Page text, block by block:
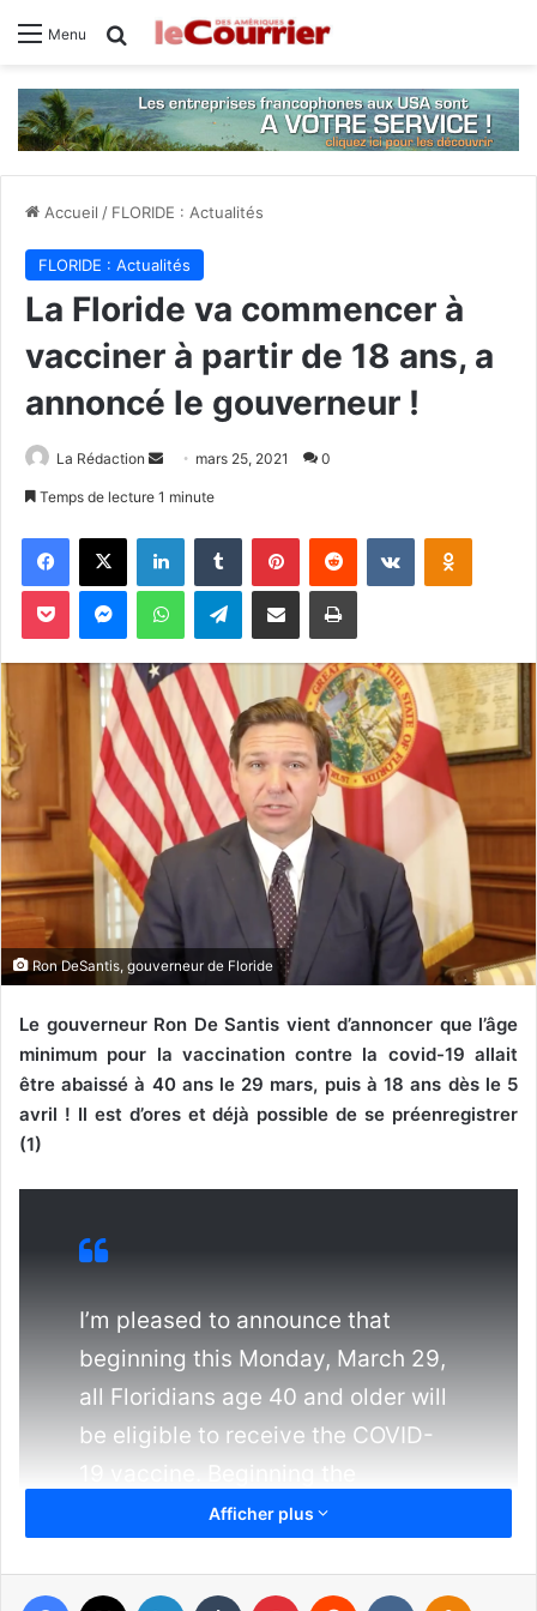
Menu Rechercher
Accueil / FLORIDE : Actualités
FLORIDE : Actualités
La Floride va commencer à
vacciner à partir de 18 ans, a
annoncé le gouverneur !
La Rédaction
Envoyermars 25, 2021 0
Temps de lecture 1 minute
Facebook
X LinkedinTumblr PinterestReddit VKontakte
Pocket MessengerWhatsAppTelegramPartager par email Imprimer
Ron DeSantis, gouverneur de Floride
Le gouverneur Ron De Santis vient d’annoncer que l’âge
minimum pour la vaccination contre la covid-19 allait
être abaissé à 40 ans le 29 mars, puis à 18 ans dès le 5
avril ! Il est d’ores et déjà possible de se préenregistrer
(1)
I’m pleased to announce that
beginning this Monday, March 29,
all Floridians age 40 and older will
be eligible to receive the COVID-
following Monday, April 5, all
eligible.
Afficher plus
Facebook Linkedin Tumblr Pinterest Reddit VKontakte